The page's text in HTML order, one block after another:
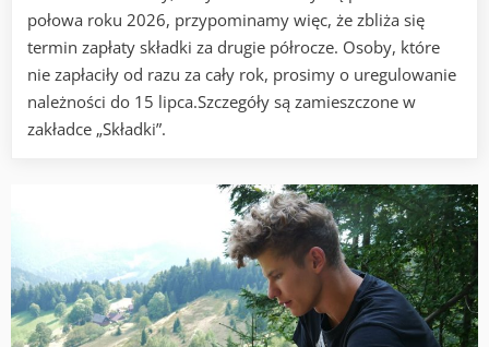
połowa roku 2026, przypominamy więc, że zbliża się
termin zapłaty składki za drugie półrocze. Osoby, które
nie zapłaciły od razu za cały rok, prosimy o uregulowanie
należności do 15 lipca.Szczegóły są zamieszczone w
zakładce „Składki”.